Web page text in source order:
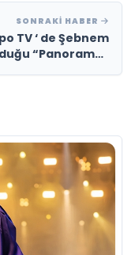
SONRAKI HABER
TV ‘ de Şebnem
“Panorama”